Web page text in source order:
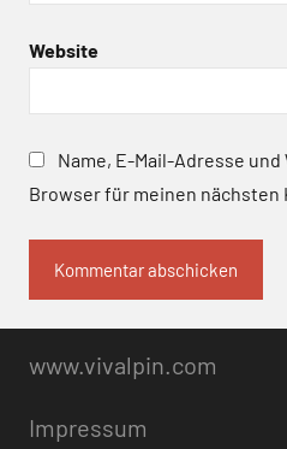
Website
Name, E-Mail-Adresse
Browser für meinen nächsten
www.vivalpin.com
Impressum